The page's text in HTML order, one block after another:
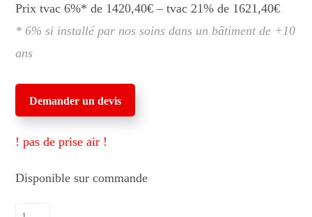
Prix tvac 6%* de 1420,40€ – tvac 21% de 1621,40€
* 6% si installé par nos soins dans un bâtiment de +10
ans
Demander un devis
! pas de prise air !
Disponible sur commande
quantité